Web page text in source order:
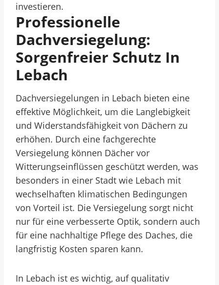
investieren.
Professionelle
Dachversiegelung:
Sorgenfreier Schutz In
Lebach
Dachversiegelungen in Lebach bieten eine
effektive Möglichkeit, um die Langlebigkeit
und Widerstandsfähigkeit von Dächern zu
erhöhen. Durch eine fachgerechte
Versiegelung können Dächer vor
Witterungseinflüssen geschützt werden, was
besonders in einer Stadt wie Lebach mit
wechselhaften klimatischen Bedingungen
von Vorteil ist. Die Versiegelung sorgt nicht
nur für eine verbesserte Optik, sondern auch
für eine nachhaltige Pflege des Daches, die
langfristig Kosten sparen kann.
In Lebach ist es wichtig, auf qualitativ